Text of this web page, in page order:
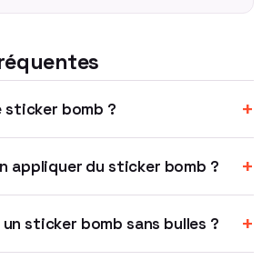
sticker bomb ? +
appliquer du sticker bomb ? +
sticker bomb sans bulles ? +